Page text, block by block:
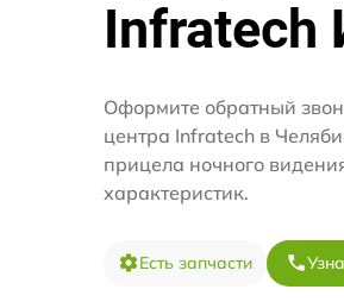
Infratech
Оформите обратный
центра Infratech в
прицела ночного
характеристик.
Есть запчасти